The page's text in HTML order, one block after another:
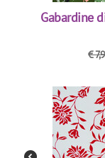
Gabardine
€